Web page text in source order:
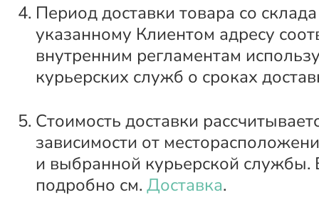
Период доставки товара со
указанному Клиентом адресу
внутренним регламентам
курьерских служб о сроках
Стоимость доставки
зависимости от
и выбранной курьерской службы.
подробно см. Доставка.